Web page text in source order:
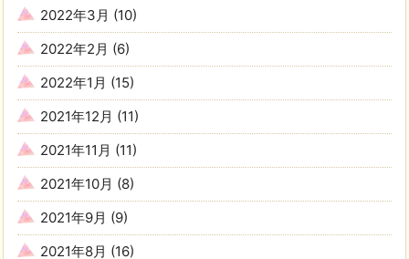
2022年3月 (10)
2022年2月 (6)
2022年1月 (15)
2021年12月 (11)
2021年11月 (11)
2021年10月 (8)
2021年9月 (9)
2021年8月 (16)